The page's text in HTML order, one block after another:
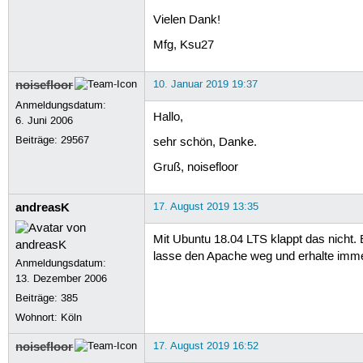
Vielen Dank!
Mfg, Ksu27
noisefloor
Anmeldungsdatum:
6. Juni 2006
Beiträge:29567
10. Januar 2019 19:37
Hallo,
sehr schön, Danke.
Gruß, noisefloor
andreasK
Anmeldungsdatum:
13. Dezember 2006
Beiträge:385
Wohnort: Köln
17. August 2019 13:35
Mit Ubuntu 18.04 LTS klappt das
lasse den Apache weg und erhalte
noisefloor 17. August 2019 16:52